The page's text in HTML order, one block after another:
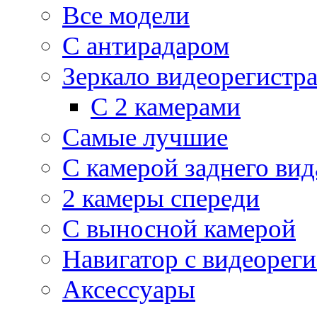
Все модели
C антирадаром
Зеркало
С 2 камерами
Самые лучшие
С камерой заднего
2 камеры спереди
С выносной камерой
Навигатор с
Аксессуары